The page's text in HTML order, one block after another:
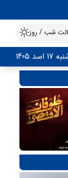
شب / روز
17 اسد 1405